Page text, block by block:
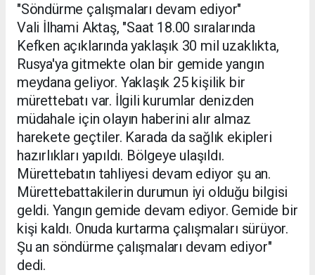
"Söndürme çalışmaları devam ediyor"
Vali İlhami Aktaş, "Saat 18.00 sıralarında
Kefken açıklarında yaklaşık 30 mil uzaklıkta,
Rusya'ya gitmekte olan bir gemide yangın
meydana geliyor. Yaklaşık 25 kişilik bir
mürettebatı var. İlgili kurumlar denizden
müdahale için olayın haberini alır almaz
harekete geçtiler. Karada da sağlık ekipleri
hazırlıkları yapıldı. Bölgeye ulaşıldı.
Mürettebatın tahliyesi devam ediyor şu an.
Mürettebattakilerin durumun iyi olduğu bilgisi
geldi. Yangın gemide devam ediyor. Gemide bir
kişi kaldı. Onuda kurtarma çalışmaları sürüyor.
Şu an söndürme çalışmaları devam ediyor"
dedi.